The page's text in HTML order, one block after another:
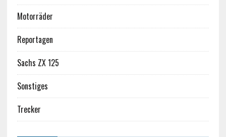
Motorräder
Reportagen
Sachs ZX 125
Sonstiges
Trecker